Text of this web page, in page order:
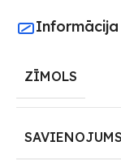
Informācija
ZĪMOLS
SAVIENOJUMS